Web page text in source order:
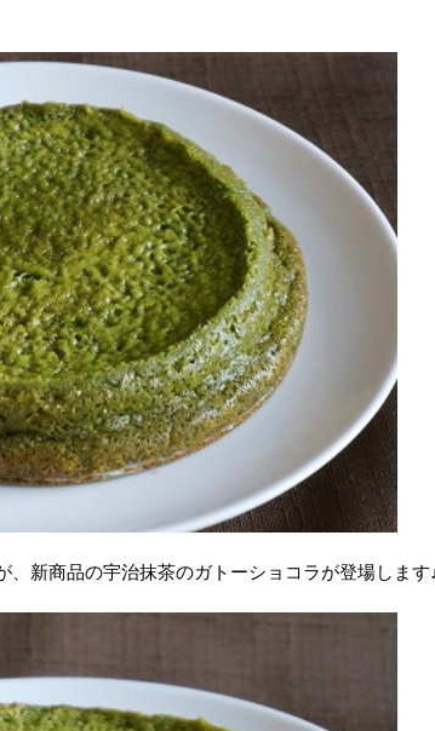
、新商品の宇治抹茶のガトーショコラが登場します